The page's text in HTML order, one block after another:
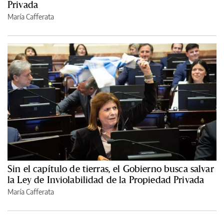
Privada
María Cafferata
Sin el capítulo de tierras, el Gobierno busca salvar
la Ley de Inviolabilidad de la Propiedad Privada
María Cafferata